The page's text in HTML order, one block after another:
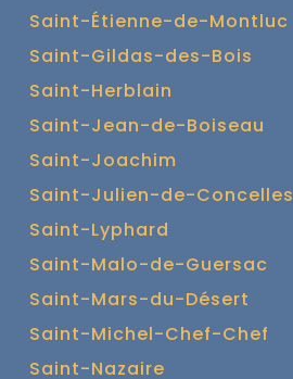
Saint-Étienne-de-Montluc
Saint-Gildas-des-Bois
Saint-Herblain
Saint-Jean-de-Boiseau
Saint-Joachim
Saint-Julien-de-Concelles
Saint-Lyphard
Saint-Malo-de-Guersac
Saint-Mars-du-Désert
Saint-Michel-Chef-Chef
Saint-Nazaire